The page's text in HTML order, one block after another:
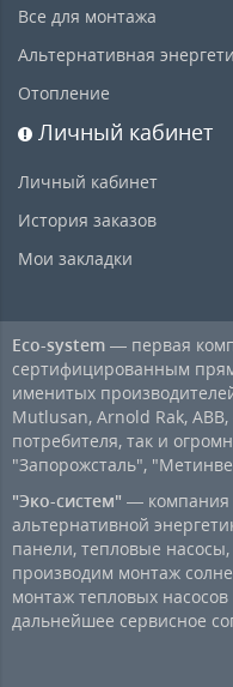
Все для монтажа
Альтернативная
Отопление
Личный кабинет
Личный кабинет
История заказов
Мои закладки
Eco-system — первая
сертифицированным
именитых
Mutlusan, Arnold Rak,
потребителя, так и
"Запорожсталь",
"Эко-систем" — компания
альтернативной
панели, тепловые
производим монтаж
монтаж тепловых
дальнейшее сервисное